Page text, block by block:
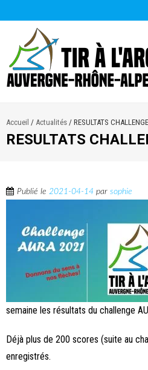
Accueil / Actualités / RESULTATS CHALLENGE
RESULTATS
Publié le 2021-04-14 par sophie
semaine les résultats du challenge
Déjà plus de 200 scores (suite au
enregistrés.